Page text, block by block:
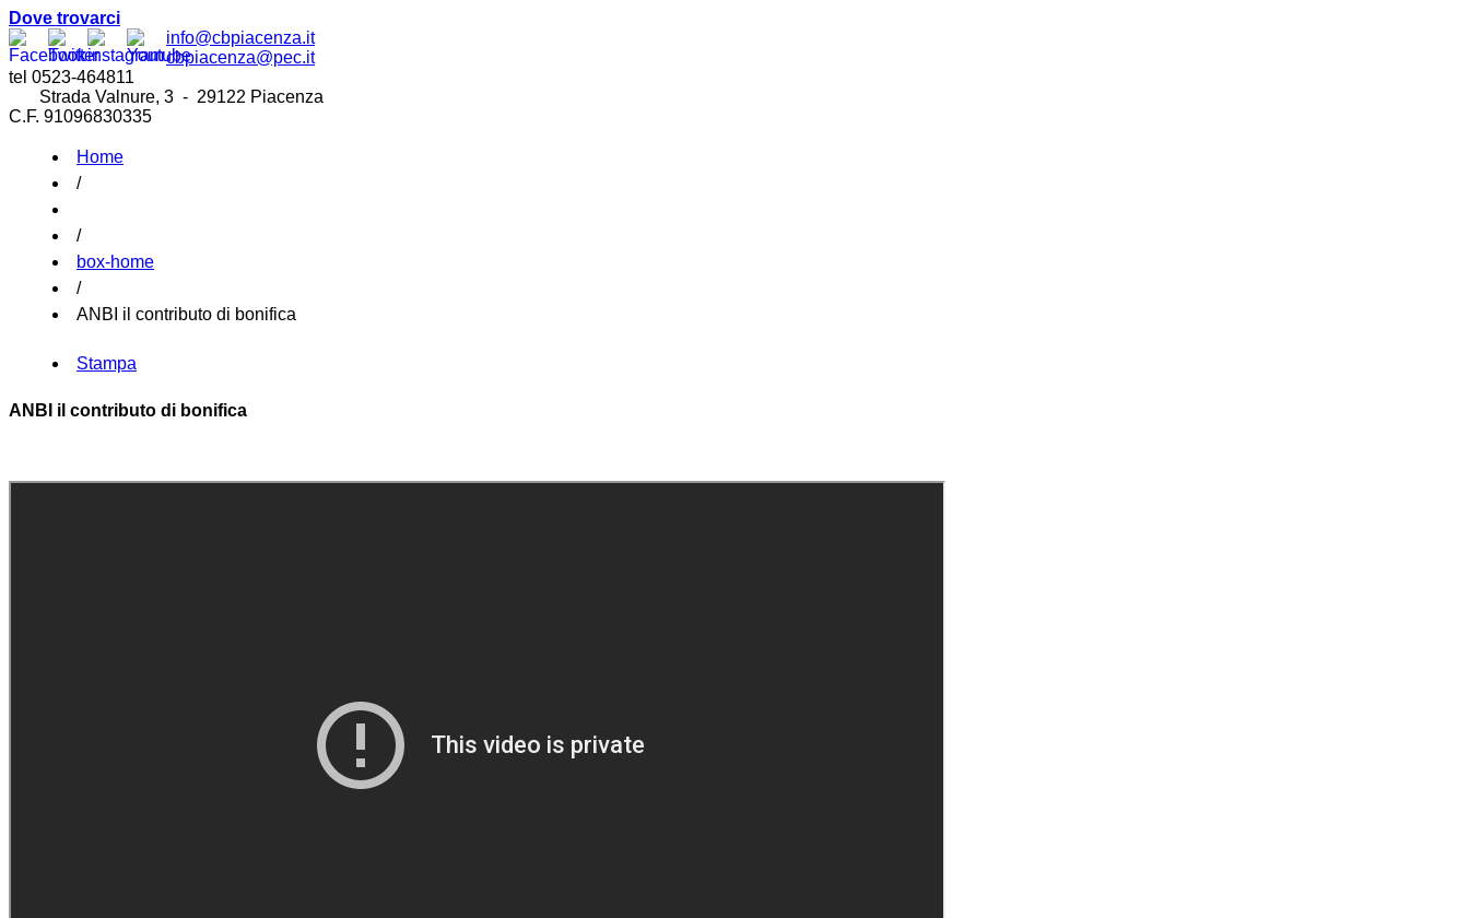
Dove trovarci
info@cbpiacenza.it
cbpiacenza@pec.it
tel 0523-464811
Strada Valnure, 3 - 29122 Piacenza
C.F. 91096830335
Home
/
/
box-home
/
ANBI il contributo di bonifica
Stampa
ANBI il contributo di bonifica